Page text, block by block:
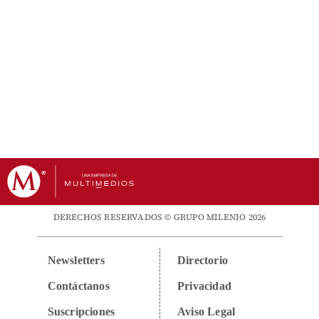
DERECHOS RESERVADOS © GRUPO MILENIO 2026
Newsletters
Contáctanos
Suscripciones
Directorio
Privacidad
Aviso Legal